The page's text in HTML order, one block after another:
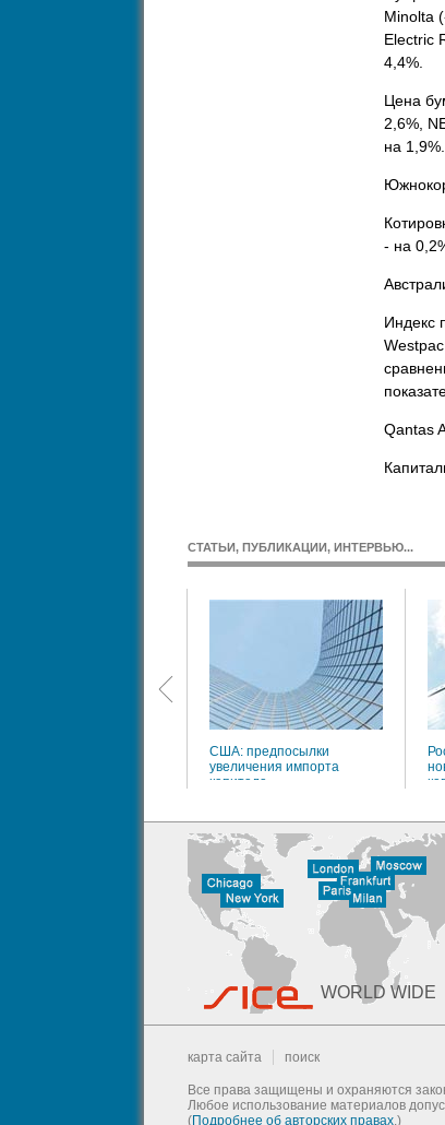
Minolta
Electric
4,4%.
Цена
2,6%,
на 1,9%.
- на
Индекс
Qantas
СТАТЬИ, ПУБЛИКАЦИИ, ИНТЕРВЬЮ...
США: предпосылки
увеличения импорта
капитала
WORLD WIDE
карта сайта поиск
Все права защищены и охраняются
Любое использование материалов
(Подробнее об авторских правах.)